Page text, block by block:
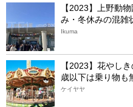
【2023】上野動
み・冬休みの混雑
Ikuma
【2023】花やし
歳以下は乗り物も
ケイヤヤ